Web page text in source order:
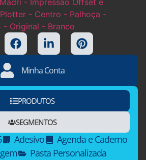
Minha Conta
PRODUTOS
SEGMENTOS
Adesivo
Agenda e Caderno
Pasta Personalizada